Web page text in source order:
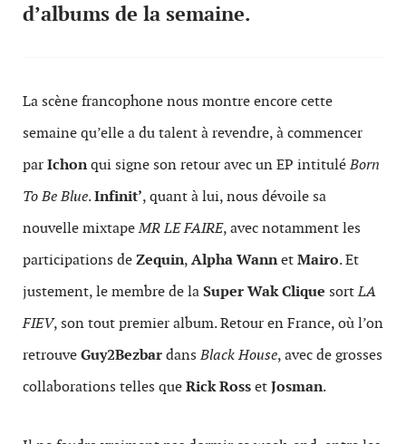
d’albums de la semaine.
La scène francophone nous montre encore cette
semaine qu’elle a du talent à revendre, à commencer
parIchonqui signe son retour avec un EP intituléBorn
To Be Blue.Infinit’, quant à lui, nous dévoile sa
nouvelle mixtapeMR LE FAIRE, avec notamment les
participations deZequin,Alpha WannetMairo. Et
justement, le membre de laSuper Wak Clique sortLA
FIEV, son tout premier album. Retour en France, où l’on
retrouveGuy2BezbardansBlack House, avec de grosses
collaborations telles queRick RossetJosman.